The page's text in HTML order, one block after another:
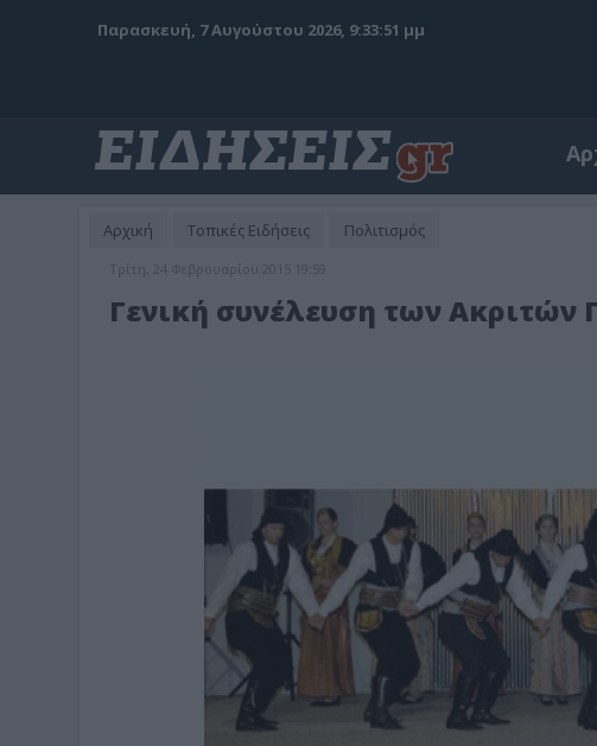
Παρασκευή, 7 Αυγούστου 2026, 9:33:53 μμ
Αρχική Τοπικές Ειδήσεις Πολιτισμός
Τρίτη, 24 Φεβρουαρίου 2015 19:59
Γενική συνέλευση των Ακριτών